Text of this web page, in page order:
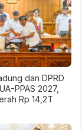
dan DPRD
PPAS 2027,
Rp 14,2T